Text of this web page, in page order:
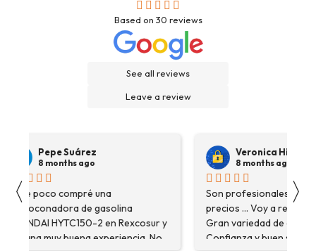
Based on 30 reviews
See all reviews
Leave a review
〈
Pepe Suárez
8 months ago
Hace poco compré una
destoconadora de gasolina
HYUNDAI HYTC150-2 en Rexcosur y
fue una muy buena experiencia. No
Veronica Hidalgo
8 months ago
Son profesionales ,
precios ... Voy a repetir
Gran variedad de
Confianza y buen servicio.
〉